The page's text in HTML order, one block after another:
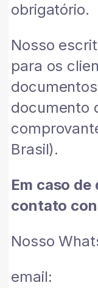
obrigatório.
Nosso
para os
documento
Brasil).
Em caso
contato
Nosso
email: